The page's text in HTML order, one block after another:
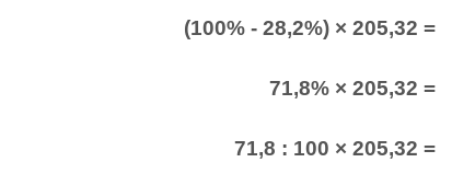
(100% - 28,2%) × 205,32 =
71,8% × 205,32 =
71,8 : 100 × 205,32 =